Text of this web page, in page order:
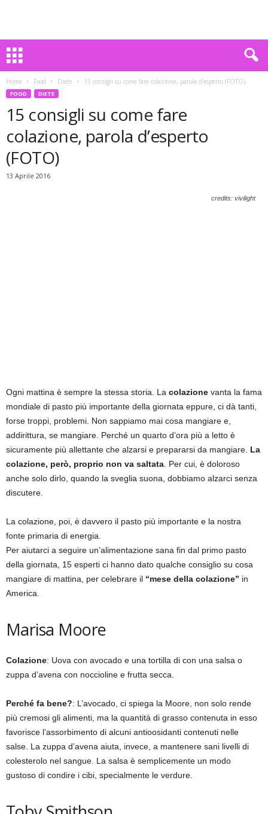
Home Food Diete 15 consigli su come fare colazione, parola d’esperto (FOTO)
FOOD DIETE
15 consigli su come fare
colazione, parola d’esperto
(FOTO)
13 Aprile 2016
credits: vivilight
Ogni mattina è sempre la stessa storia. La colazione vanta la fama
mondiale di pasto più importante della giornata eppure, ci dà tanti,
forse troppi, problemi. Non sappiamo mai cosa mangiare e,
addirittura, se mangiare. Perché un quarto d’ora più a letto è
sicuramente più allettante che alzarsi e prepararsi da mangiare. La
colazione, però, proprio non va saltata . Per cui, è doloroso
anche solo dirlo, quando la sveglia suona, dobbiamo alzarci senza
discutere.
La colazione, poi, è davvero il pasto più importante e la nostra
fonte primaria di energia.
Per aiutarci a seguire un’alimentazione sana fin dal primo pasto
della giornata, 15 esperti ci hanno dato qualche consiglio su cosa
mangiare di mattina, per celebrare il “mese della colazione” in
America.
Marisa Moore
Colazione: Uova con avocado e una tortilla di con una salsa o
zuppa d’avena con noccioline e frutta secca.
Perché fa bene?: L’avocado, ci spiega la Moore, non solo rende
più cremosi gli alimenti, ma la quantità di grasso contenuta in esso
favorisce l’assorbimento di alcuni antioosidanti contenuti nelle
salse. La zuppa d’avena aiuta, invece, a mantenere sani livelli di
colesterolo nel sangue. La salsa è semplicemente un modo
gustoso di condire i cibi, specialmente le verdure.